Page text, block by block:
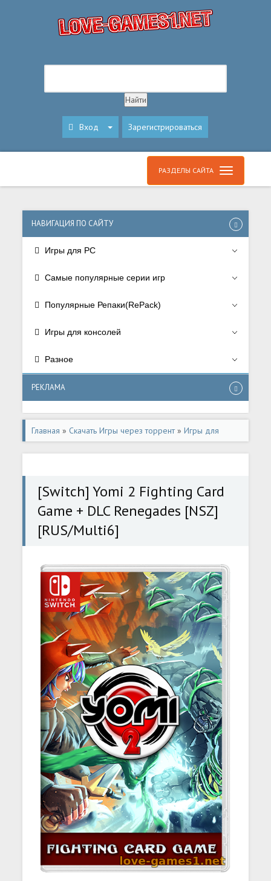
Вход Зарегистрироваться
РАЗДЕЛЫ САЙТА
НАВИГАЦИЯ ПО САЙТУ
Игры для PC
Самые популярные серии игр
Популярные Репаки(RePack)
Игры для консолей
Разное
РЕКЛАМА
Главная » Скачать Игры через торрент»Игры для
консолей»Игры для Nintendo Switch
[Switch] Yomi 2 Fighting Card
Game + DLC Renegades [NSZ]
[RUS/Multi6]